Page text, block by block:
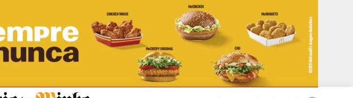
DM Livraria DM Arquidiocese Braga